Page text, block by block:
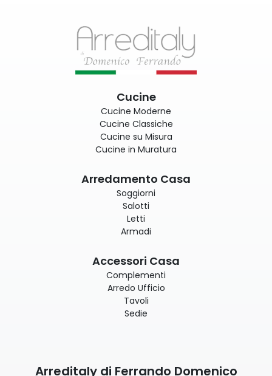
Cucine
Cucine Moderne
Cucine Classiche
Cucine su Misura
Cucine in Muratura
Arredamento Casa
Soggiorni
Salotti
Letti
Armadi
Accessori Casa
Complementi
Arredo Ufficio
Tavoli
Sedie
Arreditaly di Ferrando Domenico